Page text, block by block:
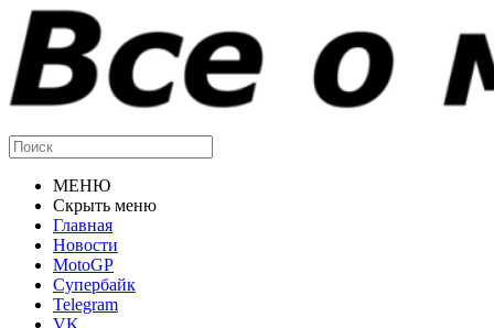
МЕНЮ
Скрыть меню
Главная
Новости
MotoGP
Супербайк
Telegram
VK